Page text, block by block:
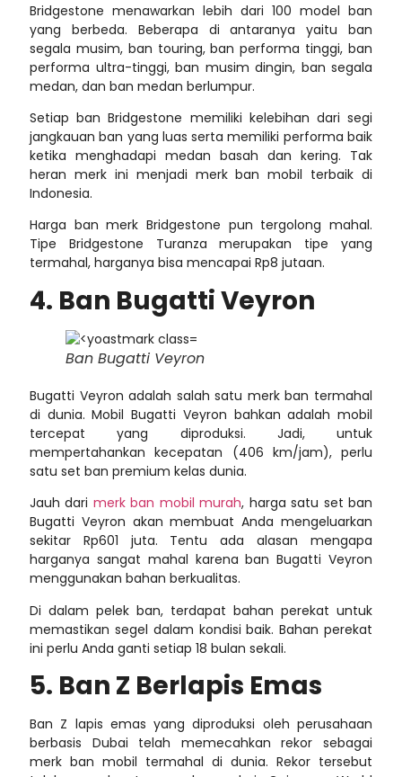
Bridgestone menawarkan lebih dari 100 model ban
yang berbeda. Beberapa di antaranya yaitu ban
segala musim, ban touring, ban performa tinggi, ban
performa ultra-tinggi, ban musim dingin, ban segala
medan, dan ban medan berlumpur.
Setiap ban Bridgestone memiliki kelebihan dari segi
jangkauan ban yang luas serta memiliki performa baik
ketika menghadapi medan basah dan kering. Tak
heran merk ini menjadi merk ban mobil terbaik di
Indonesia.
Harga ban merk Bridgestone pun tergolong mahal.
Tipe Bridgestone Turanza merupakan tipe yang
termahal, harganya bisa mencapai Rp8 jutaan.
4. Ban Bugatti Veyron
Ban Bugatti Veyron
Bugatti Veyron adalah salah satu merk ban termahal
di dunia. Mobil Bugatti Veyron bahkan adalah mobil
tercepat yang diproduksi. Jadi, untuk
mempertahankan kecepatan (406 km/jam), perlu
satu set ban premium kelas dunia.
Jauh dari merk ban mobil murah, harga satu set ban
Bugatti Veyron akan membuat Anda mengeluarkan
sekitar Rp601 juta. Tentu ada alasan mengapa
harganya sangat mahal karena ban Bugatti Veyron
menggunakan bahan berkualitas.
Di dalam pelek ban, terdapat bahan perekat untuk
memastikan segel dalam kondisi baik. Bahan perekat
ini perlu Anda ganti setiap 18 bulan sekali.
5. Ban Z Berlapis Emas
Ban Z lapis emas yang diproduksi oleh perusahaan
berbasis Dubai telah memecahkan rekor sebagai
merk ban mobil termahal di dunia. Rekor tersebut